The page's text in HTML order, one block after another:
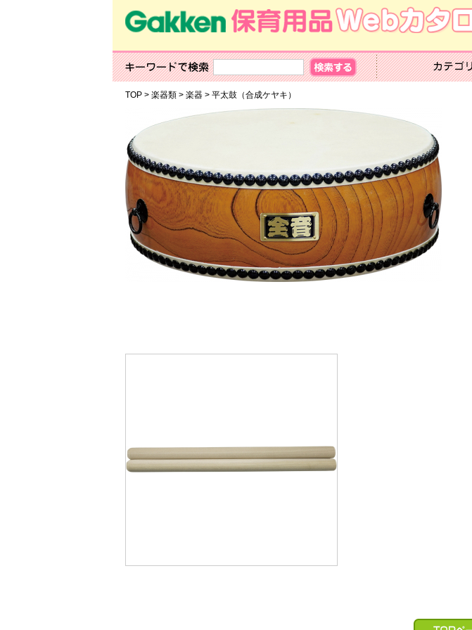
TOP> 楽器類> 楽器> 平太鼓（合成ケヤキ）